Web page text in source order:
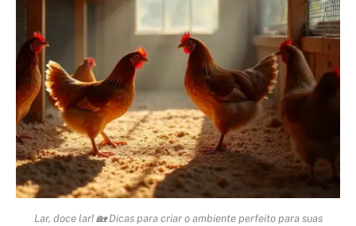
Lar, doce lar! 🏡 Dicas para criar o ambiente perfeito para suas